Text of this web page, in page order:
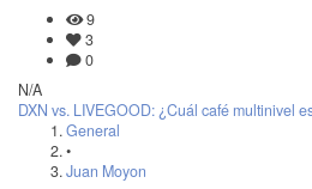
9
3
0
N/A
DXN vs. LIVEGOOD: ¿Cuál café multinivel
General
•
Juan Moyon